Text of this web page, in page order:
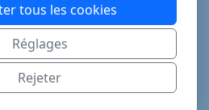
tous les cookies
Réglages
Rejeter